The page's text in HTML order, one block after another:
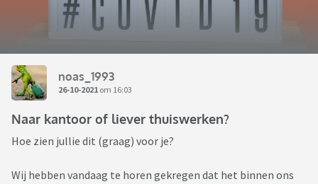
noas_1993
26-10-2021 om 16:03
Naar kantoor of liever thuiswerken?
Hoe zien jullie dit (graag) voor je?
Wij hebben vandaag te horen gekregen dat het binnen ons